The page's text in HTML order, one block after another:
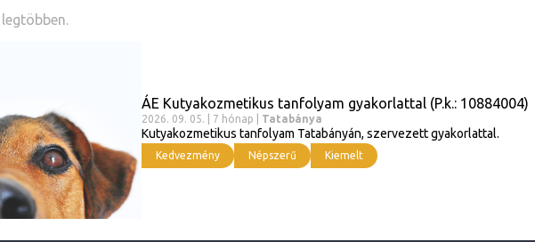
ÁE Kutyakozmetikus tanfolyam gyakorlattal (P.k.: 10884004)
2026. 09. 05. | 7 hónap | Tatabánya
Kutyakozmetikus tanfolyam Tatabányán, szervezett gyakorlattal.
Kedvezmény Népszerű Kiemelt